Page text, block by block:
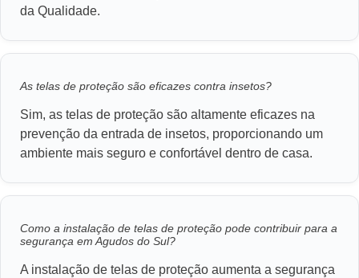
da Qualidade.
As telas de proteção são eficazes contra insetos?
Sim, as telas de proteção são altamente eficazes na
prevenção da entrada de insetos, proporcionando um
ambiente mais seguro e confortável dentro de casa.
Como a instalação de telas de proteção pode contribuir para a
segurança em Agudos do Sul?
A instalação de telas de proteção aumenta a segurança